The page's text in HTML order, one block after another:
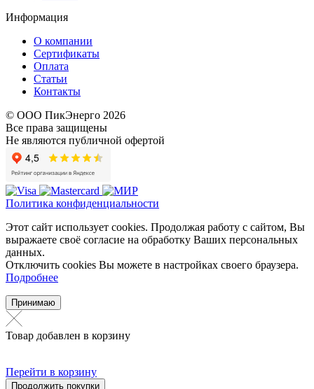
Информация
О компании
Сертификаты
Оплата
Статьи
Контакты
© ООО ПикЭнерго 2026
Все права защищены
Не являются публичной офертой
Политика конфиденциальности
Этот сайт использует cookies. Продолжая работу с сайтом, Вы
выражаете своё согласие на обработку Ваших персональных
данных.
Отключить cookies Вы можете в настройках своего браузера.
Подробнее
Принимаю
Товар добавлен в корзину
Перейти в корзину
Продолжить покупки